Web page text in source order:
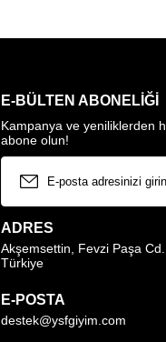
E-BÜLTEN ABONELIĞI
Kampanya ve yeniliklerden
abone olun!
ADRES
Akşemsettin, Fevzi Paşa
Türkiye
E-POSTA
destek@ysfgiyim.com